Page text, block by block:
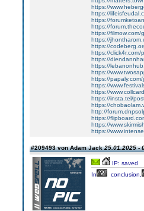
https://
https://
https://
https://
https://filmow.com/
https://
https://
https://click4r.com/
https://
https://
https://
https://
https://
https://
https://insta.tel/
https://
http://
https://
https://
https://
#209493 von Adam Jack25.01.2025 -
IP: saved
In
conclusion,